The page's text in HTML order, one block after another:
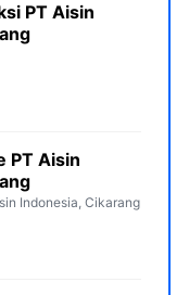
PT Aisin
PT Aisin
Indonesia, Cikarang